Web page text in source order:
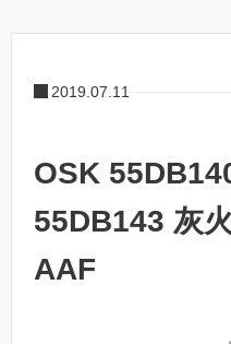
2019.07.11
OSK
55DB143 灰
AAF